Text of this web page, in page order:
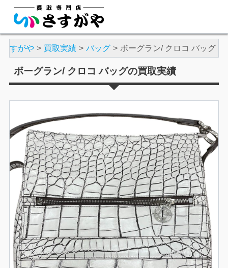
すがや 買取実績 バッグ ボーグラン/ クロコ バッグ
ボーグラン/ クロコ バッグの買取実績